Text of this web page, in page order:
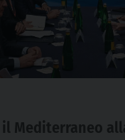
il Mediterraneo